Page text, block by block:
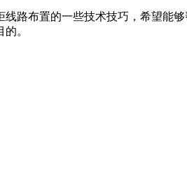
路布置的一些技术技巧，希望能
。